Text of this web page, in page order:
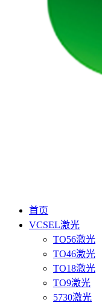
首页
VCSEL激光
TO56激光
TO46激光
TO18激光
TO9激光
5730激光